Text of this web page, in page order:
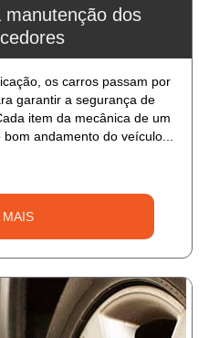
manutenção dos
os carros passam por
garantir a segurança de
item da mecânica de um
andamento do veículo...
MAIS